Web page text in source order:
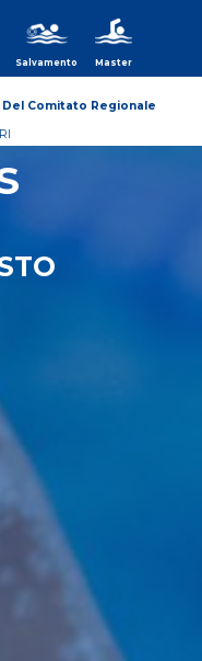
Salvamento Master
Comitato Regionale